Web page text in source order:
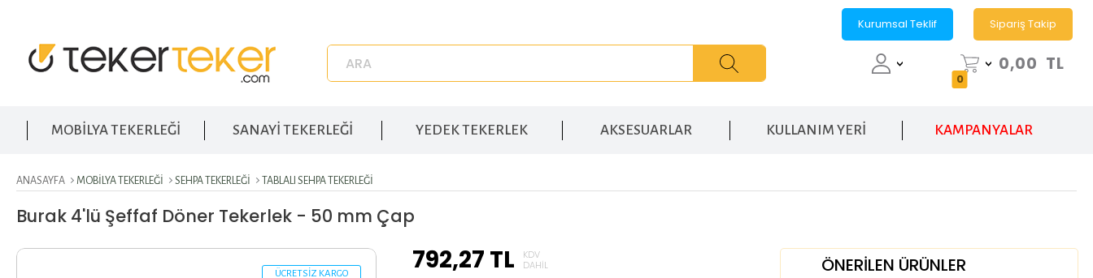
Kurumsal Teklif Sipariş Takip
0
0,00 TL
MOBİLYA TEKERLEĞİ SANAYİ TEKERLEĞİ YEDEK TEKERLEK AKSESUARLAR KULLANIM YERİ KAMPANYALAR
ANASAYFA MOBILYA TEKERLEĞI SEHPA TEKERLEĞI TABLALI SEHPA TEKERLEĞI
Burak 4'lü Şeffaf Döner Tekerlek - 50 mm Çap
ÜCRETSİZ KARGO 792,27 TL
KDV
DAHIL
ÖNERİLEN ÜRÜNLER